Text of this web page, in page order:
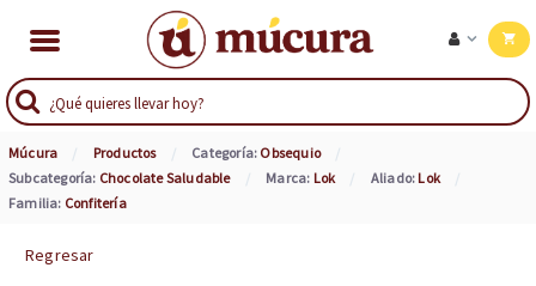
Múcura Productos Categoría: Obsequio
Subcategoría: Chocolate Saludable Marca: Lok Aliado: Lok
Familia: Confitería
Regresar